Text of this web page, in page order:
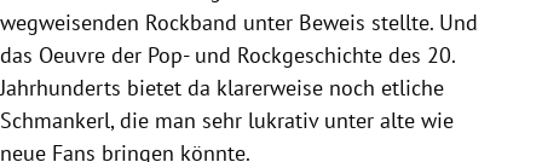
wegweisenden Rockband unter Beweis stellte. Und
das Oeuvre der Pop- und Rockgeschichte des 20.
Jahrhunderts bietet da klarerweise noch etliche
Schmankerl, die man sehr lukrativ unter alte wie
neue Fans bringen könnte.